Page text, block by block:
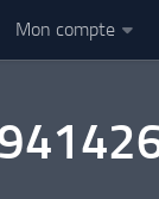
Mon compte